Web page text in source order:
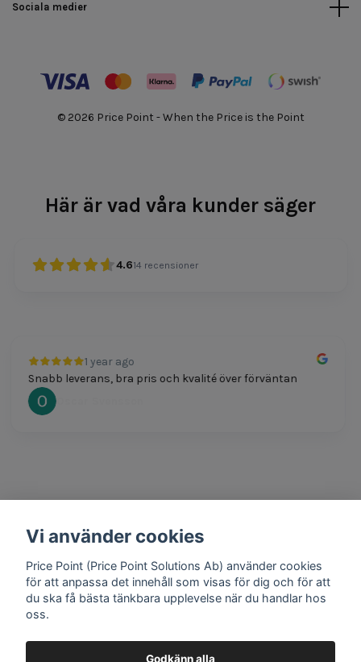
Sociala medier
© 2026 Price Point - When the Price is the Point
Här är vad våra kunder säger
4.614 recensioner
1 year ago
Snabb leverans, bra pris och kvalité över förväntan
Oscar Svensson
1 year ago
Mathias Johansson
Vi använder cookies
Price Point (Price Point Solutions Ab) använder cookies
för att anpassa det innehåll som visas för dig och för att
du ska få bästa tänkbara upplevelse när du handlar hos
oss.
Godkänn alla